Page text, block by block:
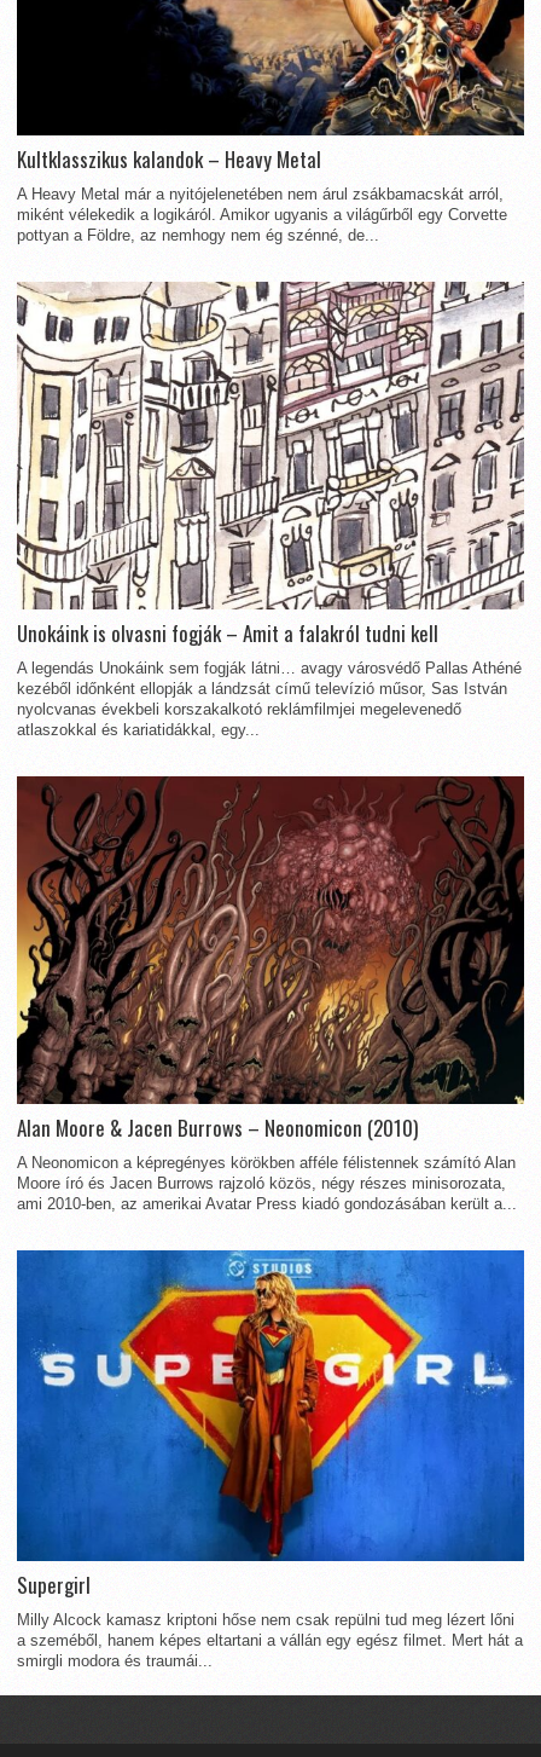
Kultklasszikus kalandok – Heavy Metal
A Heavy Metal már a nyitójelenetében nem árul zsákbamacskát arról,
miként vélekedik a logikáról. Amikor ugyanis a világűrből egy Corvette
pottyan a Földre, az nemhogy nem ég szénné, de...
Unokáink is olvasni fogják – Amit a falakról tudni kell
A legendás Unokáink sem fogják látni… avagy városvédő Pallas Athéné
kezéből időnként ellopják a lándzsát című televízió műsor, Sas István
nyolcvanas évekbeli korszakalkotó reklámfilmjei megelevenedő
atlaszokkal és kariatidákkal, egy...
Alan Moore & Jacen Burrows – Neonomicon (2010)
A Neonomicon a képregényes körökben afféle félistennek számító Alan
Moore író és Jacen Burrows rajzoló közös, négy részes minisorozata,
ami 2010-ben, az amerikai Avatar Press kiadó gondozásában került a...
Supergirl
Milly Alcock kamasz kriptoni hőse nem csak repülni tud meg lézert lőni
a szeméből, hanem képes eltartani a vállán egy egész filmet. Mert hát a
smirgli modora és traumái...